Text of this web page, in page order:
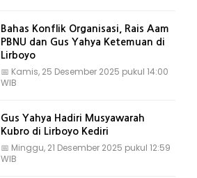
Bahas Konflik Organisasi, Rais Aam
PBNU dan Gus Yahya Ketemuan di
Lirboyo
📅 Kamis, 25 Desember 2025 pukul 14:00
WIB
Gus Yahya Hadiri Musyawarah
Kubro di Lirboyo Kediri
📅 Minggu, 21 Desember 2025 pukul 12:59
WIB